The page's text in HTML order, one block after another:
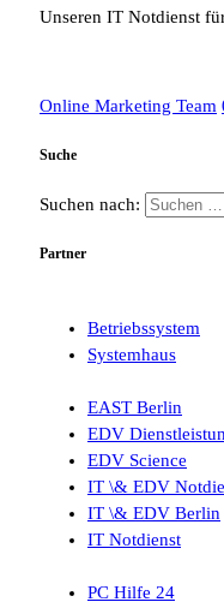
Unseren IT Notdienst
Online Marketing Team
Suche
Suchen nach:
Partner
Betriebssystem
Systemhaus
EAST Berlin
EDV
EDV Science
IT \& EDV
IT \& EDV Berlin
IT Notdienst
PC Hilfe 24